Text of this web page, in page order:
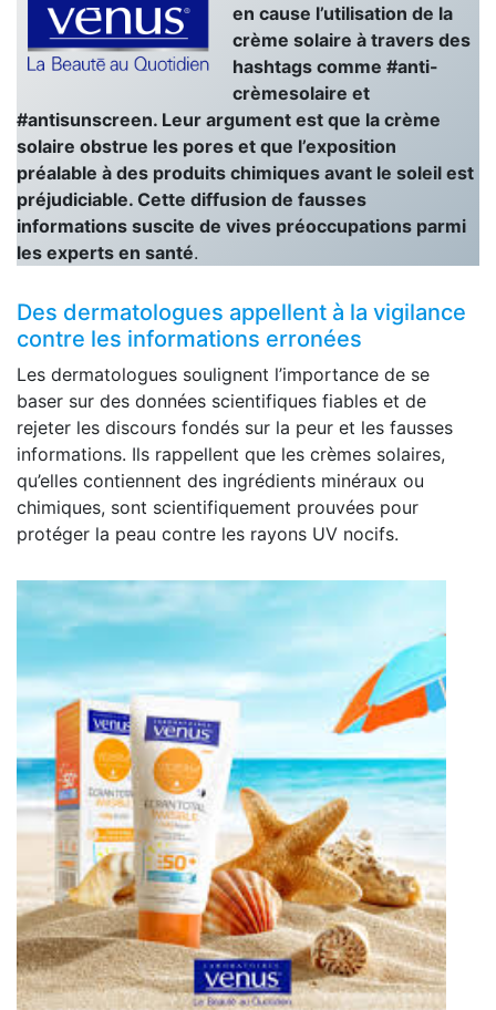
en cause l’utilisation de la
crème solaire à travers des
hashtags comme #anti-
crèmesolaire et
#antisunscreen. Leur argument est que la crème
solaire obstrue les pores et que l’exposition
préalable à des produits chimiques avant le soleil est
préjudiciable. Cette diffusion de fausses
informations suscite de vives préoccupations parmi
les experts en santé.
Des dermatologues appellent à la vigilance
contre les informations erronées
Les dermatologues soulignent l’importance de se
baser sur des données scientifiques fiables et de
rejeter les discours fondés sur la peur et les fausses
informations. Ils rappellent que les crèmes solaires,
qu’elles contiennent des ingrédients minéraux ou
chimiques, sont scientifiquement prouvées pour
protéger la peau contre les rayons UV nocifs.